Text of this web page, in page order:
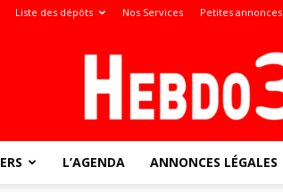
Liste des dépôts Nos Services Petites annonces
L’AGENDA ANNONCES LÉGALES